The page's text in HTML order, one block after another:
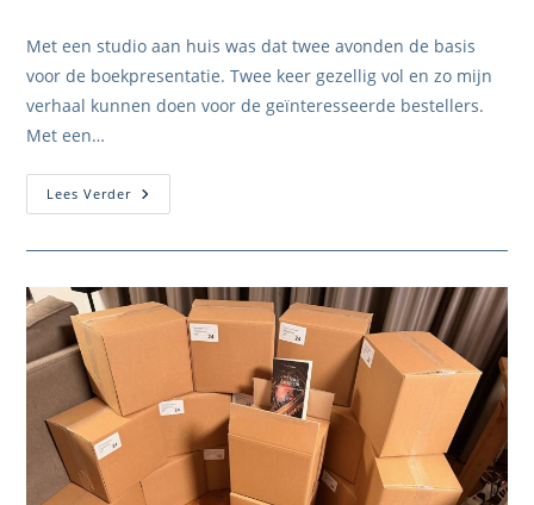
op:
Met een studio aan huis was dat twee avonden de basis
voor de boekpresentatie. Twee keer gezellig vol en zo mijn
verhaal kunnen doen voor de geïnteresseerde bestellers.
Met een…
Lees VerderBoekpresentaties
–